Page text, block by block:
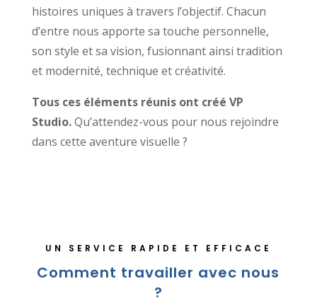
histoires uniques à travers l’objectif. Chacun
d’entre nous apporte sa touche personnelle,
son style et sa vision, fusionnant ainsi tradition
et modernité, technique et créativité.
Tous ces éléments réunis ont créé VP
Studio.Qu’attendez-vous pour nous rejoindre
dans cette aventure visuelle ?
UN SERVICE RAPIDE ET EFFICACE
Comment travailler avec nous
?